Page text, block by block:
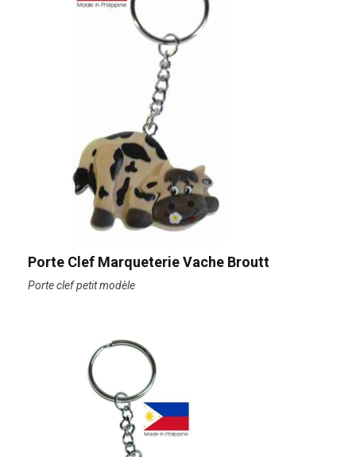
Porte Clef Marqueterie Vache Broutt
Porte clef petit modèle